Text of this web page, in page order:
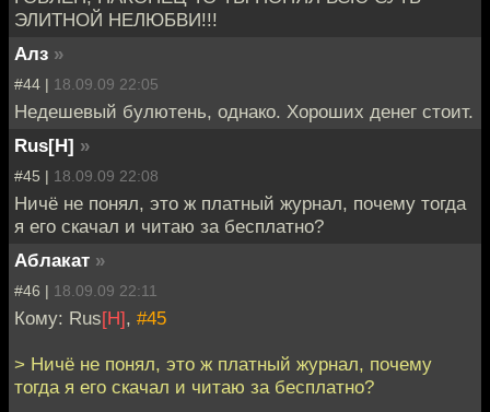
ЭЛИТНОЙ НЕЛЮБВИ!!!
Алз »
#44 | 18.09.09 22:05
Недешевый булютень, однако. Хороших денег стоит.
Rus[H] »
#45 | 18.09.09 22:08
Ничё не понял, это ж платный журнал, почему тогда
я его скачал и читаю за бесплатно?
Аблакат »
#46 | 18.09.09 22:11
Кому: Rus[H], #45
> Ничё не понял, это ж платный журнал, почему
тогда я его скачал и читаю за бесплатно?